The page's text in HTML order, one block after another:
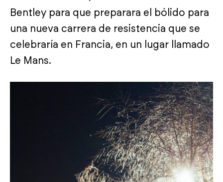
Bentley para que preparara el bólido para
una nueva carrera de resistencia que se
celebraría en Francia, en un lugar llamado
Le Mans.